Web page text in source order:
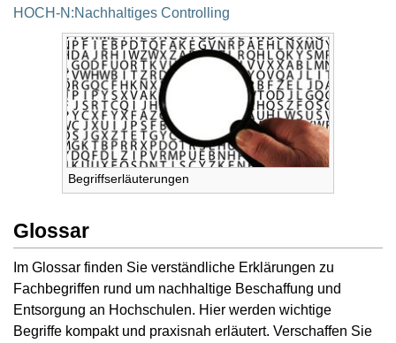
HOCH-N:Nachhaltiges Controlling
Begriffserläuterungen
Glossar
Im Glossar finden Sie verständliche Erklärungen zu
Fachbegriffen rund um nachhaltige Beschaffung und
Entsorgung an Hochschulen. Hier werden wichtige
Begriffe kompakt und praxisnah erläutert. Verschaffen Sie